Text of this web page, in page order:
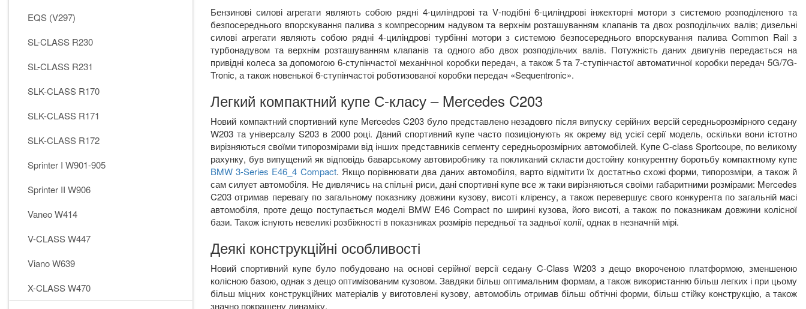
EQS (V297)
SL-CLASS R230
SL-CLASS R231
SLK-CLASS R170
SLK-CLASS R171
SLK-CLASS R172
Sprinter I W901-905
Sprinter II W906
Vaneo W414
V-CLASS W447
Viano W639
X-CLASS W470
Бензинові силові агрегати являють собою рядні 4-циліндрові та V-подібні 6-циліндрові інжекторні мотори з системою розподіленого та
безпосереднього впорскування палива з компресорним надувом та верхнім розташуванням клапанів та двох розподільчих валів; дизельні
силові агрегати являють собою рядні 4-циліндрові турбінні мотори з системою безпосереднього впорскування паливаCommon Rail з
турбонадувом та верхнім розташуванням клапанів та одного або двох розподільчих валів. Потужність даних двигунів передається на
привідні колеса за допомогою 6-ступінчастої механічної коробки передач, а також 5 та 7-ступінчастої автоматичної коробки передач 5G/7G-
Tronic, а також новенької 6-ступінчастої роботизованої коробки передач «Sequentronic».
Легкий компактний купе С-класу – Mercedes C203
Новий компактний спортивний купе Mercedes C203 було представлено незадовго після випуску серійних версій середньорозмірного седану
W203 та універсалу S203 в 2000 році. Даний спортивний купе часто позиціонують як окрему від усієї серії модель, оскільки вони істотно
вирізняються своїми типорозмірами від інших представників сегменту середньорозмірних автомобілей. КупеC-class Sportcoupe, по великому
рахунку, був випущений як відповідь баварському автовиробнику та покликаний скласти достойну конкурентну боротьбу компактному купе
BMW 3-Series E46_4 Compact. Якщо порівнювати два даних автомобіля, варто відмітити їх достатньо схожі форми, типорозміри, а також й
сам силует автомобіля. Не дивлячись на спільні риси, дані спортивні купе все ж таки вирізняються своїми габаритними розмірами: Mercedes
C203 отримав перевагу по загальному показнику довжини кузову, висоті кліренсу, а також перевершує свого конкурента по загальній масі
автомобіля, проте дещо поступається моделі BMW E46Compact по ширині кузова, його висоті, а також по показникам довжини колісної
бази. Також існують невеликі розбіжності в показниках розмірів передньої та задньої колії, однак в незначній мірі.
Деякі конструкційні особливості
Новий спортивний купе було побудовано на основі серійної версії седану C-Class W203 з дещо вкороченою платформою, зменшеною
колісною базою, однак з дещо оптимізованим кузовом. Завдяки більш оптимальним формам, а також використанню більш легких і при цьому
більш міцних конструкційних матеріалів у виготовлені кузову, автомобіль отримав більш обтічні форми, більш стійку конструкцію, а також
значно покращену динаміку.